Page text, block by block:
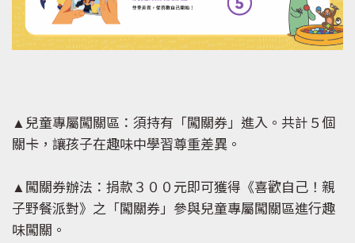
▲兒童專屬闖關區：須持有「闖關券」進入。共計５個
關卡，讓孩子在趣味中學習尊重差異。
▲闖關券辦法：捐款３００元即可獲得《喜歡自己！親
子野餐派對》之「闖關券」參與兒童專屬闖關區進行趣
味闖關。